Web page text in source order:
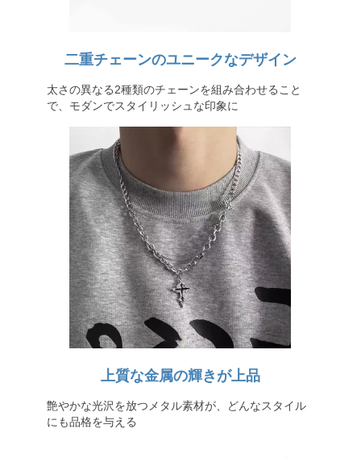
二重チェーンのユニークなデザイン
太さの異なる2種類のチェーンを組み合わせること
で、モダンでスタイリッシュな印象に
上質な金属の輝きが上品
艶やかな光沢を放つメタル素材が、どんなスタイル
にも品格を与える